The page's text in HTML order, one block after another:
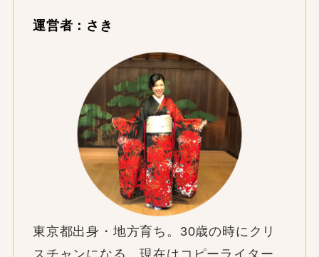
運営者：さき
東京都出身・地方育ち。30歳の時にクリ